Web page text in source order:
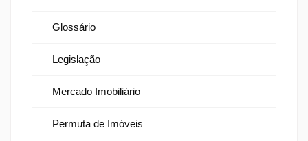
Glossário
Legislação
Mercado Imobiliário
Permuta de Imóveis